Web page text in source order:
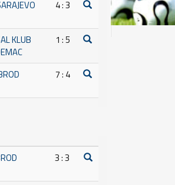
4 : 3
KLUB
1 : 5
7 : 4
3 : 3